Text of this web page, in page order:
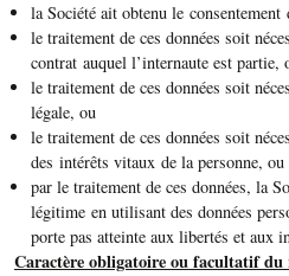
la Société ait obtenu le consentement
le traitement de ces données soit
contrat auquel l’internaute est partie,
le traitement de ces données soit
légale, ou
le traitement de ces données soit
des intérêts vitaux de la personne, ou
par le traitement de ces données, la
légitime en utilisant des données
porte pas atteinte aux libertés et aux
Caractère obligatoire ou facultatif du